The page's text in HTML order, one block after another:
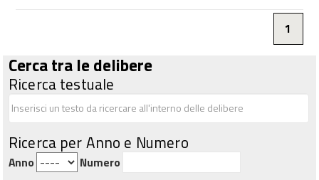
1
Cerca tra le delibere
Ricerca testuale
Ricerca per Anno e Numero
Anno Numero